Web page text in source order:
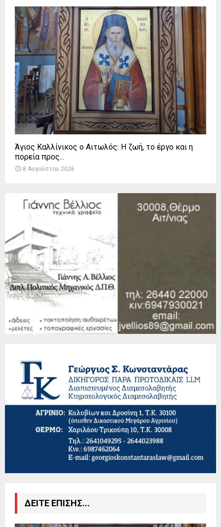
Άγιος Καλλίνικος ο Αιτωλός: Η ζωή, το έργο και η
πορεία προς...
8 Αυγούστου 2026
ΔΕΙΤΕ ΕΠΙΣΗΣ...